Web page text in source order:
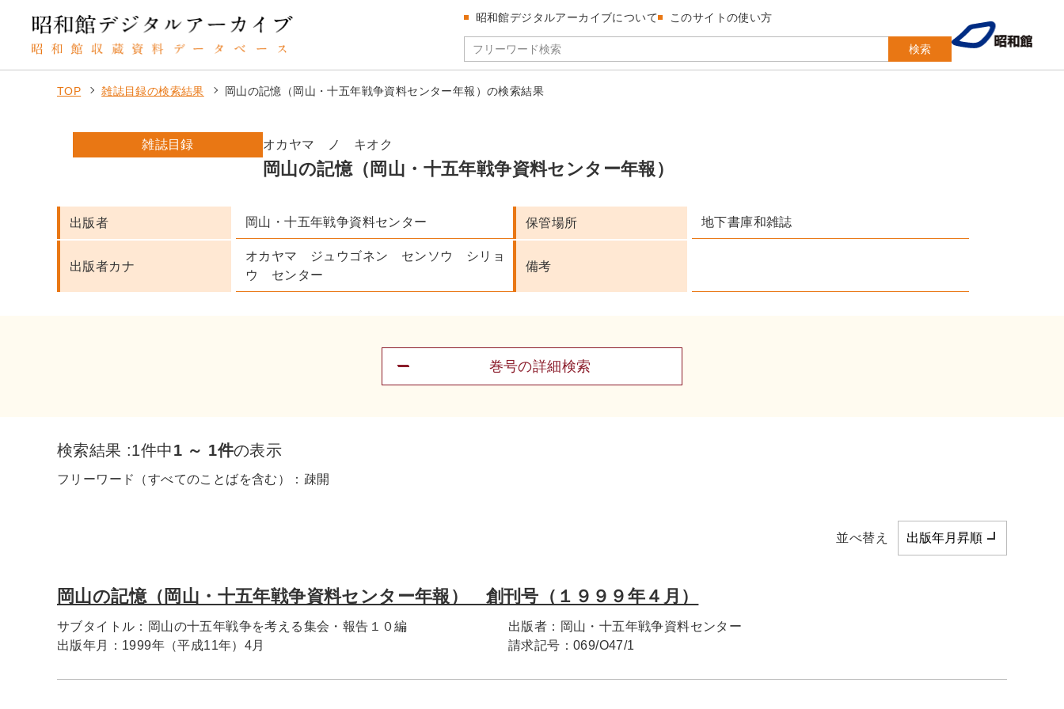
検索
昭和館デジタルアーカイブについて このサイトの使い方
TOP 雑誌目録の検索結果 岡山の記憶（岡山・十五年戦争資料センター年報）の検索結果
雑誌目録 オカヤマ ノ キオク
岡山の記憶（岡山・十五年戦争資料センター年報）
出版者 岡山・十五年戦争資料センター 保管場所 地下書庫和雑誌
出版者カナ
オカヤマ ジュウゴネン センソウ シリョ
ウ センター
備考
巻号の詳細検索
検索結果 :1件中1 ～ 1件の表示
フリーワード（すべてのことばを含む）： 疎開
並べ替え
岡山の記憶（岡山・十五年戦争資料センター年報） 創刊号（１９９９年４月）
サブタイトル： 岡山の十五年戦争を考える集会・報告１０編 出版者： 岡山・十五年戦争資料センター
出版年月： 1999年（平成11年）4月 請求記号： 069/O47/1